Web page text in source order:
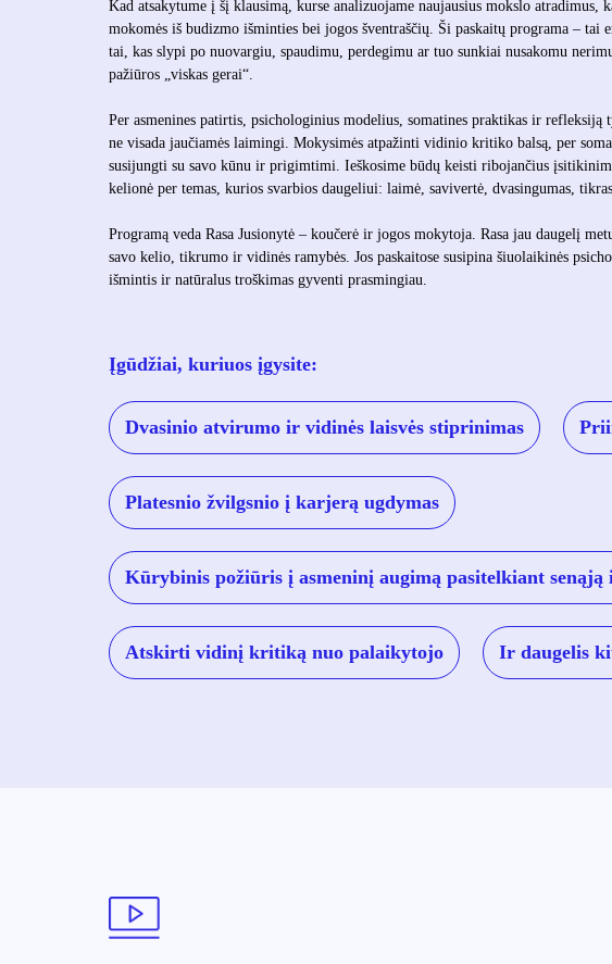
Kad atsakytume į šį klausimą, kurse analizuojame naujausius mokslo atradimus,
mokomės iš budizmo išminties bei jogos šventraščių. Ši paskaitų programa – tai
tai, kas slypi po nuovargiu, spaudimu, perdegimu ar tuo sunkiai nusakomu
pažiūros „viskas gerai“.
Per asmenines patirtis, psichologinius modelius, somatines praktikas ir refleksiją
ne visada jaučiamės laimingi. Mokysimės atpažinti vidinio kritiko balsą, per
susijungti su savo kūnu ir prigimtimi. Ieškosime būdų keisti ribojančius
kelionė per temas, kurios svarbios daugeliui: laimė, savivertė, dvasingumas,
Programą veda Rasa Jusionytė – koučerė ir jogos mokytoja. Rasa jau daugelį
savo kelio, tikrumo ir vidinės ramybės. Jos paskaitose susipina šiuolaikinės
išmintis ir natūralus troškimas gyventi prasmingiau.
Įgūdžiai, kuriuos įgysite:
Dvasinio atvirumo ir vidinės laisvės stiprinimas
Platesnio žvilgsnio į karjerą ugdymas
Kūrybinis požiūris į asmeninį augimą pasitelkiant senąją
Atskirti vidinį kritiką nuo palaikytojo Ir daugelis